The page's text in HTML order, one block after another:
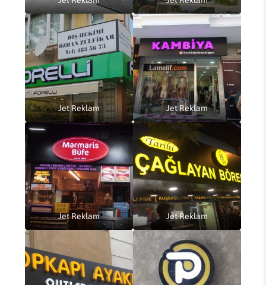
Jet Reklam Jet Reklam
Jet Reklam Jet Reklam